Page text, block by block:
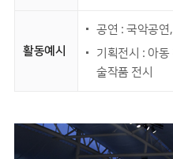
활동예시
공연 : 국악공연
기획전시 : 아동
술작품 전시